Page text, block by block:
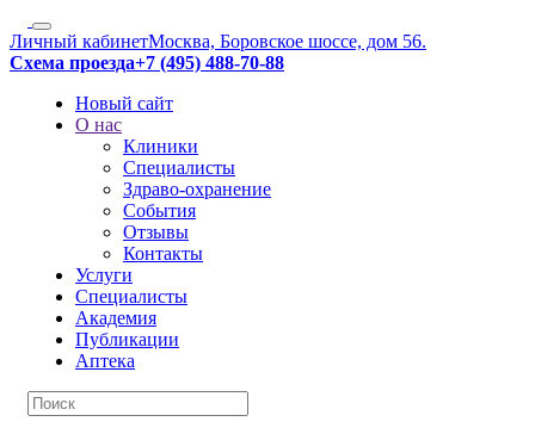
Личный кабинетМосква, Боровское шоссе, дом 56.
Схема проезда+7 (495) 488-70-88
Новый сайт
О нас
Клиники
Специалисты
Здраво-охранение
События
Отзывы
Контакты
Услуги
Специалисты
Академия
Публикации
Аптека